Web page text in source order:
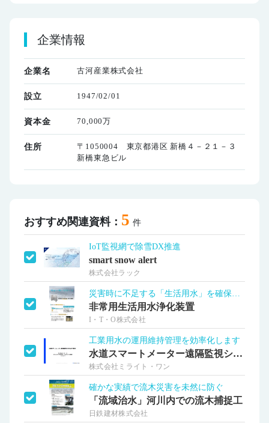
企業情報
企業名 古河産業株式会社
設立 1947/02/01
資本金 70,000万
住所
〒1050004 東京都港区 新橋４－２１－３
新橋東急ビル
おすすめ関連資料： 5 件
IoT監視網で除雪DX推進
smart snow alert
株式会社ラック
災害時に不足する「生活用水」を確保する
非常用生活用水浄化装置
I・T・O株式会社
工業用水の運用維持管理を効率化します
水道スマートメーター遠隔監視システム
株式会社ミライト・ワン
確かな実績で流木災害を未然に防ぐ
「流域治水」河川内での流木捕捉工
日鉄建材株式会社